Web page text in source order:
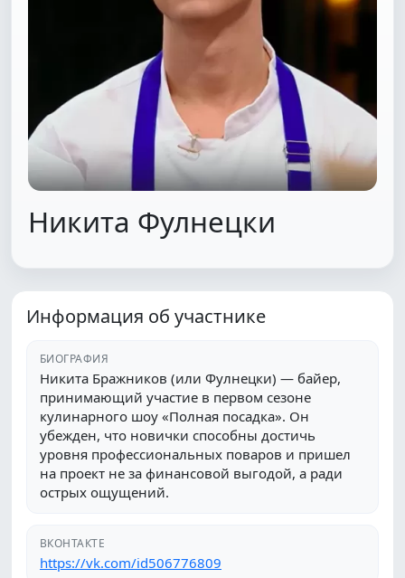
Никита Фулнецки
Информация об участнике
БИОГРАФИЯ
Никита Бражников (или Фулнецки) — байер,
принимающий участие в первом сезоне
кулинарного шоу «Полная посадка». Он
убежден, что новички способны достичь
уровня профессиональных поваров и пришел
на проект не за финансовой выгодой, а ради
острых ощущений.
ВКОНТАКТЕ
https://vk.com/id506776809